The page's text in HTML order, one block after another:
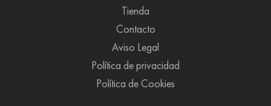
Tienda
Contacto
Aviso Legal
Política de privacidad
Política de Cookies